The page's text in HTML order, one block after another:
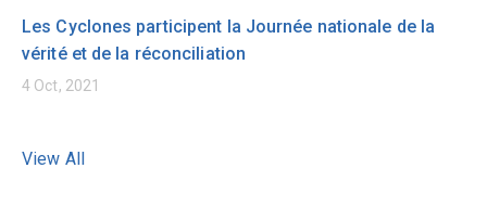
Les Cyclones participent la Journée nationale de la
vérité et de la réconciliation
4 Oct, 2021
View All